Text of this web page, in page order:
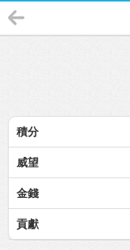
積分
威望
金錢
貢獻